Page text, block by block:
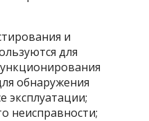
и
для
обнаружения
эксплуатации;
неисправности;